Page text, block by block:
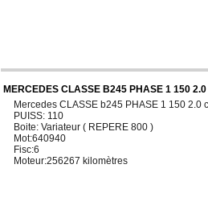
MERCEDES CLASSE B245 PHASE 1 150
Mercedes CLASSE b245 PHASE 1 150 2.0
PUISS: 110
Boite: Variateur ( REPERE 800 )
Mot:640940
Fisc:6
Moteur:256267 kilomètres